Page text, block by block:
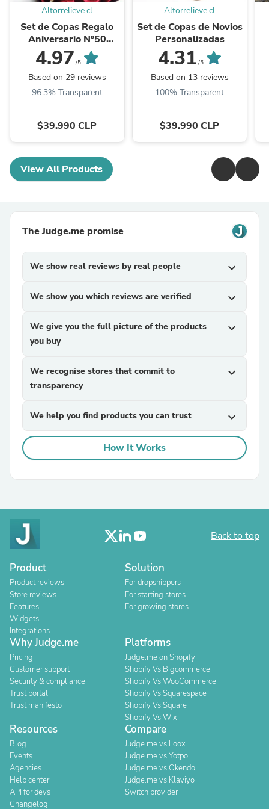
Altorrelieve.cl
Set de Copas Regalo
Aniversario Nº50
Bodas de Oro
4.97 /5
Based on 29 reviews
96.3% Transparent
$39.990 CLP
Altorrelieve.cl
Set de Copas de Novios
Personalizadas
4.31 /5
Based on 13 reviews
100% Transparent
$39.990 CLP
View All Products
The Judge.me promise
We show real reviews by real people expand_more
We show you which reviews are verified expand_more
We give you the full picture of the products
you buy
expand_more
We recognise stores that commit to
transparency
expand_more
We help you find products you can trust expand_more
How It Works
Back to top
Product
Product reviews
Store reviews
Features
Widgets
Integrations
Solution
For dropshippers
For starting stores
For growing stores
Why Judge.me
Pricing
Customer support
Security & compliance
Trust portal
Trust manifesto
Platforms
Judge.me on Shopify
Shopify Vs Bigcommerce
Shopify Vs WooCommerce
Shopify Vs Squarespace
Shopify Vs Square
Shopify Vs Wix
Resources
Blog
Events
Agencies
Help center
API for devs
Changelog
Compare
Judge.me vs Loox
Judge.me vs Yotpo
Judge.me vs Okendo
Judge.me vs Klaviyo
Switch provider